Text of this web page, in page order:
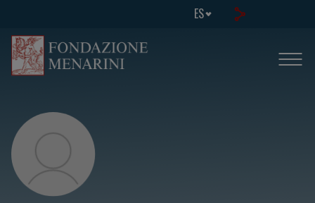
ES